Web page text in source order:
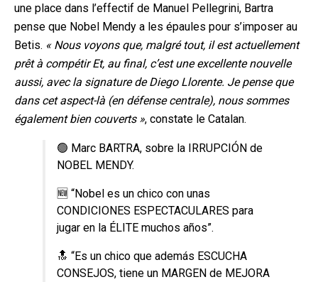
une place dans l’effectif de Manuel Pellegrini, Bartra
pense que Nobel Mendy a les épaules pour s’imposer au
Betis. « Nous voyons que, malgré tout, il est actuellement
prêt à compétir Et, au final, c’est une excellentenouvelle
aussi, avec la signature de Diego Llorente. Je pense que
dans cet aspect-là (en défense centrale), nous sommes
également bien couverts », constate le Catalan.
🟢 Marc BARTRA, sobre la IRRUPCIÓN de
NOBEL MENDY.
🆕 “Nobel es un chico con unas
CONDICIONES ESPECTACULARES para
jugar en la ÉLITE muchos años”.
🔝 “Es un chico que además ESCUCHA
CONSEJOS, tiene un MARGEN de MEJORA